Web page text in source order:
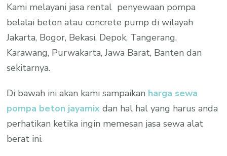
Kami melayani jasa rental penyewaan pompa
belalai beton atau concrete pump di wilayah
Jakarta, Bogor, Bekasi, Depok, Tangerang,
Karawang, Purwakarta, Jawa Barat, Banten dan
sekitarnya.
Di bawah ini akan kami sampaikan harga sewa
pompa beton jayamix dan hal hal yang harus anda
perhatikan ketika ingin memesan jasa sewa alat
berat ini.